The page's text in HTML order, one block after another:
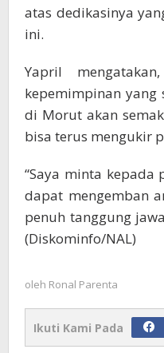
atas dedikasinya
ini.
Yapril
kepemimpinan yang
di Morut akan
bisa terus mengukir
“Saya minta
dapat mengemban
penuh tanggung
(Diskominfo/NAL)
oleh Ronal Parenta
Ikuti Kami Pada